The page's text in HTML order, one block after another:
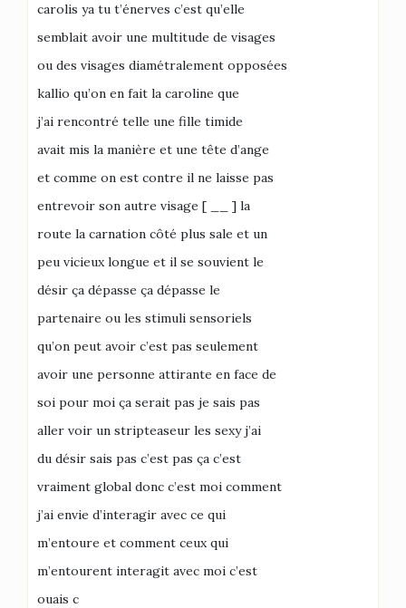
carolis ya tu t’énerves c’est qu’elle
semblait avoir une multitude de visages
ou des visages diamétralement opposées
kallio qu’on en fait la caroline que
j’ai rencontré telle une fille timide
avait mis la manière et une tête d’ange
et comme on est contre il ne laisse pas
entrevoir son autre visage [ __ ] la
route la carnation côté plus sale et un
peu vicieux longue et il se souvient le
désir ça dépasse ça dépasse le
partenaire ou les stimuli sensoriels
qu’on peut avoir c’est pas seulement
avoir une personne attirante en face de
soi pour moi ça serait pas je sais pas
aller voir un stripteaseur les sexy j’ai
du désir sais pas c’est pas ça c’est
vraiment global donc c’est moi comment
j’ai envie d’interagir avec ce qui
m’entoure et comment ceux qui
m’entourent interagit avec moi c’est
ouais c